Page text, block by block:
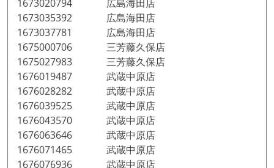
1673020794 広島海田店
1673035392 広島海田店
1673037781 広島海田店
1675000706 三芳藤久保店
1675027983 三芳藤久保店
1676019487 武蔵中原店
1676028282 武蔵中原店
1676039525 武蔵中原店
1676043570 武蔵中原店
1676063646 武蔵中原店
1676071465 武蔵中原店
1676076936 武蔵中原店